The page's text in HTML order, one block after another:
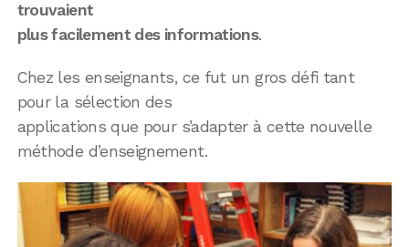
trouvaient
plus facilement des informations.
Chez les enseignants, ce fut un gros défi tant
pour la sélection des
applications que pour s’adapter à cette nouvelle
méthode d’enseignement.